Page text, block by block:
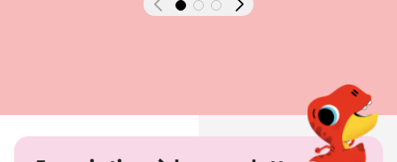
Précédent Suivant